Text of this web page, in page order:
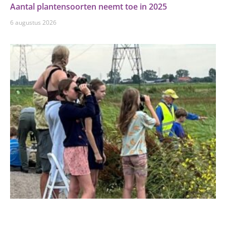
Aantal plantensoorten neemt toe in 2025
6 augustus 2026